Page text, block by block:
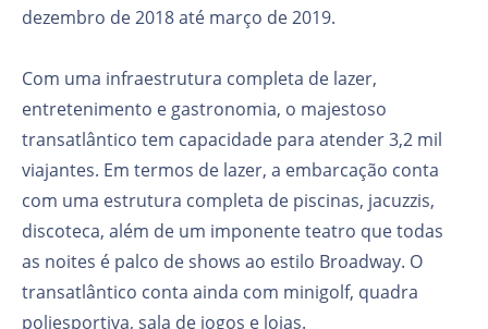
dezembro de 2018 até março de 2019.
Com uma infraestrutura completa de lazer,
entretenimento e gastronomia, o majestoso
transatlântico tem capacidade para atender 3,2 mil
viajantes. Em termos de lazer, a embarcação conta
com uma estrutura completa de piscinas, jacuzzis,
discoteca, além de um imponente teatro que todas
as noites é palco de shows ao estilo Broadway. O
transatlântico conta ainda com minigolf, quadra
poliesportiva, sala de jogos e lojas.